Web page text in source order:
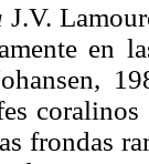
J.V.
en
frondas